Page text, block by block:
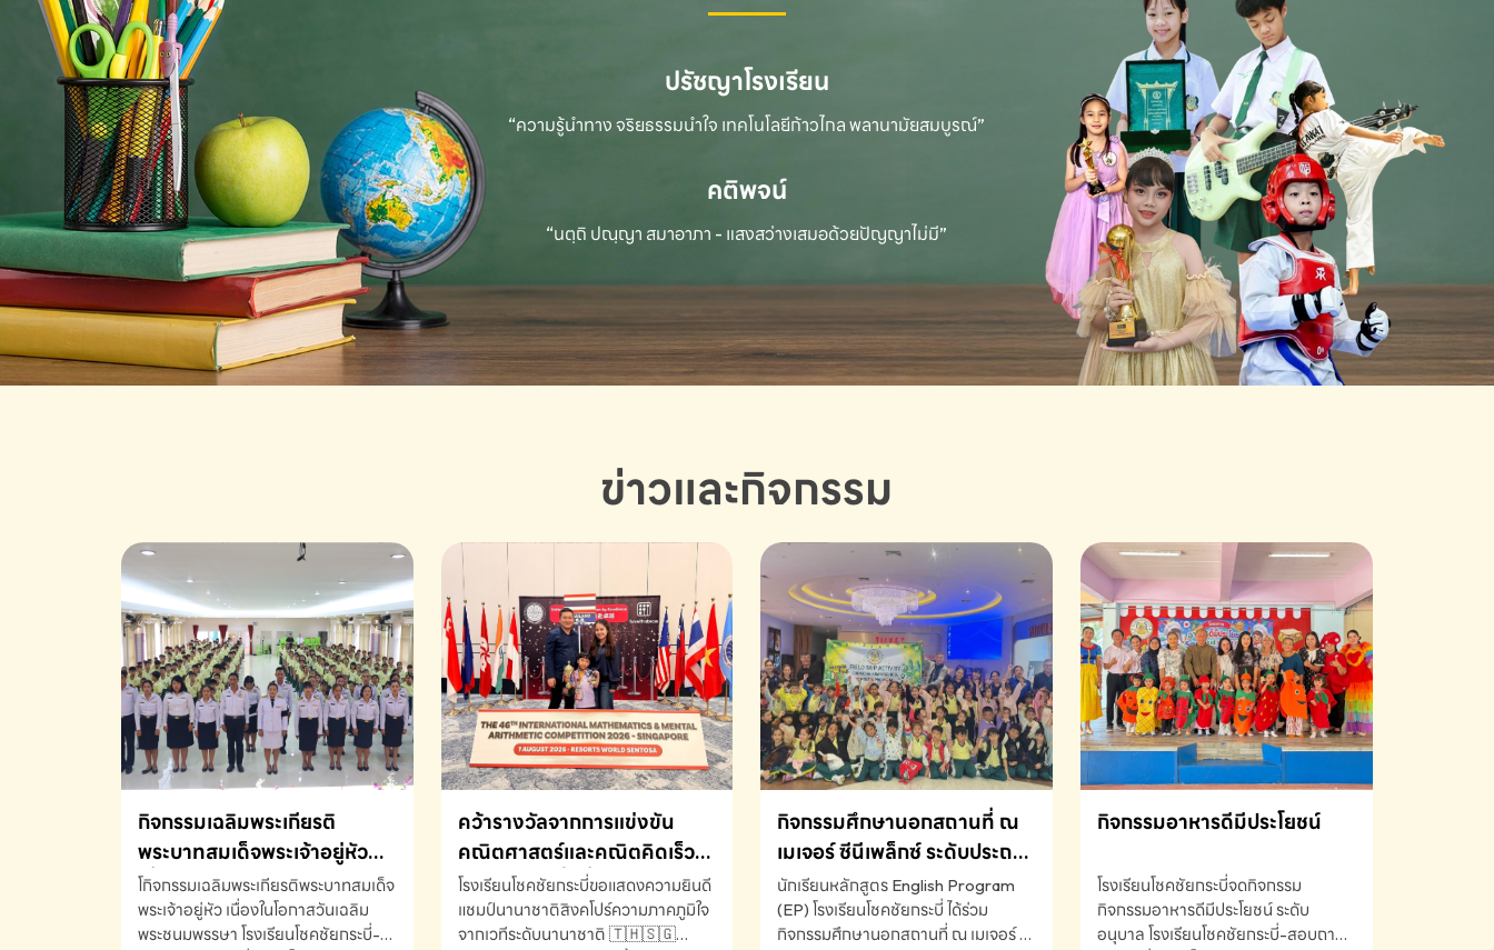
ปรัชญาโรงเรียน
“ความรู้นำทาง จริยธรรมนำใจ เทคโนโลยีก้าวไกลพลานามัยสมบูรณ์”
คติพจน์
“นตฺถิ ปณฺญา สมาอาภา - แสงสว่างเสมอด้วยปัญญาไม่มี”
ข่าวและกิจกรรม
กิจกรรมเฉลิมพระเกียรติ
พระบาทสมเด็จพระเจ้าอยู่หัว
เนื่องในโอกาสวันเฉลิม
พระชนมพรรษา
โกิจกรรมเฉลิมพระเกียรติพระบาทสมเด็จ
พระเจ้าอยู่หัว เนื่องในโอกาสวันเฉลิม
พระชนมพรรษา โรงเรียนโชคชัยกระบี่-
คว้ารางวัลจากการแข่งขัน
คณิตศาสตร์และคณิตคิดเร็ว
นานาชาติ ครั้งที่ 46 ประจำปี
2569 ณ ประเทศสิงคโปร์
โรงเรียนโชคชัยกระบี่ขอแสดงความยินดี
แชมป์นานาชาติสิงคโปร์ความภาคภูมิใจ
จากเวทีระดับนานาชาติ 🇹🇭🇸🇬
กิจกรรมศึกษานอกสถานที่ ณ
เมเจอร์ ซีนีเพล็กซ์ ระดับประถม
ศึกษา (EP.1-6)
นักเรียนหลักสูตร English Program
(EP) โรงเรียนโชคชัยกระบี่ ได้ร่วม
กิจกรรมศึกษานอกสถานที่ ณ เมเจอร์ ซี
กิจกรรมอาหารดีมีประโยชน์
โรงเรียนโชคชัยกระบี่จดกิจกรรม
กิจกรรมอาหารดีมีประโยชน์ ระดับ
อนุบาล โรงเรียนโชคชัยกระบี่-สอบถาม